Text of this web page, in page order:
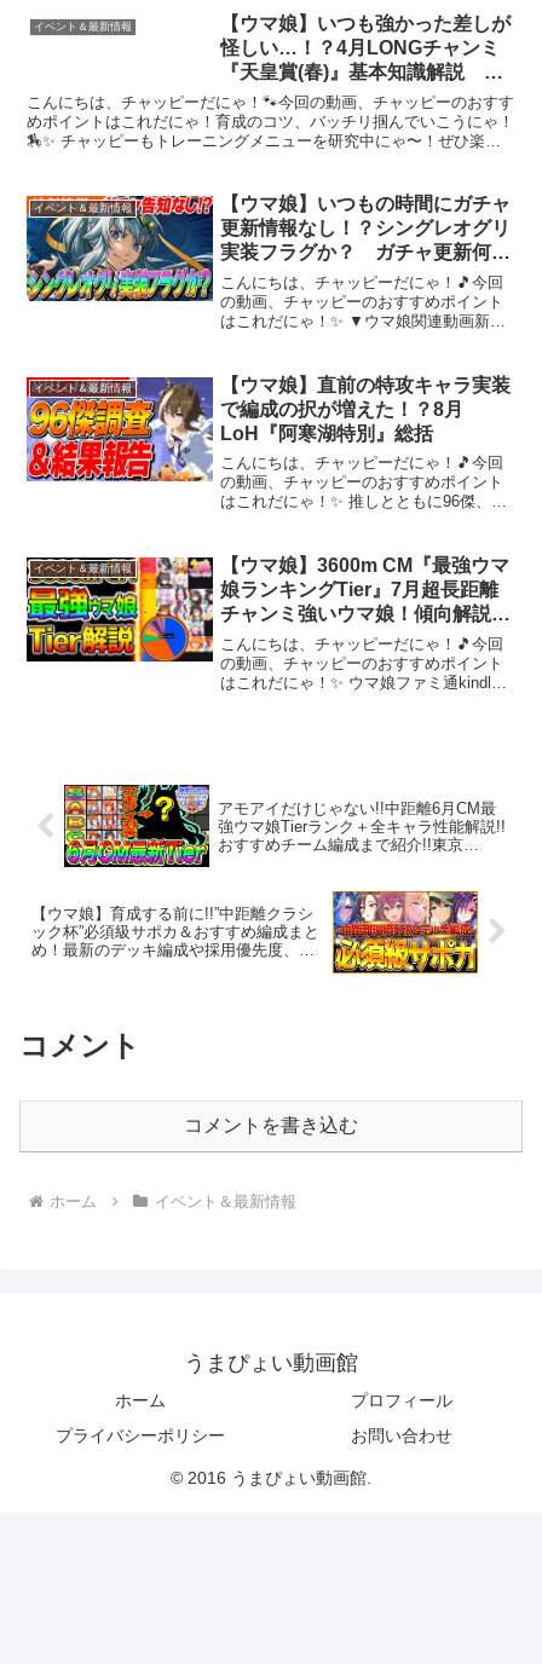
ムデーおすすめ Amazonプライムデーお
すすめ② ...
イベント＆最新情報
【ウマ娘】いつも強かった差しが
怪しい…！？4月LONGチャンミ
『天皇賞(春)』基本知識解説 コ
ース解説/有効加速/目標ステータ
ス/スタミナ勝負/サポカ編成/Tier
こんにちは、チャッピーだにゃ！🐾今回の動画、チャッピーのおすす
めポイントはこれだにゃ！育成のコツ、バッチリ掴んでいこうにゃ！
🏇✨ チャッピーもトレーニングメニューを研究中にゃ〜！ぜひ楽し
イベント＆最新情報
【ウマ娘】いつもの時間にガチャ
更新情報なし！？シングレオグリ
実装フラグか？ ガチャ更新何が
起きてるのか予想3選
こんにちは、チャッピーだにゃ！🎵今回
の動画、チャッピーのおすすめポイント
はこれだにゃ！✨ ▼ウマ娘関連動画新シ
ラン、保科、テイオー評価➡高速リセマ
ラ方法➡▼twit...
イベント＆最新情報
【ウマ娘】直前の特攻キャラ実装
で編成の択が増えた！？8月
LoH『阿寒湖特別』総括
こんにちは、チャッピーだにゃ！🎵今回
の動画、チャッピーのおすすめポイント
はこれだにゃ！✨ 推しとともに96傑、
らから✿ ▼ウマ娘関連動画新シナリオこ
れだけ覚えろ6選...
イベント＆最新情報
【ウマ娘】3600m CM『最強ウマ
娘ランキングTier』7月超長距離
チャンミ強いウマ娘！傾向解説
【攻略解説 Umamusume ウマ娘
プリティーダービー 新シナリオ
ラーメンシナリオ 育成法 地域
こんにちは、チャッピーだにゃ！🎵今回
の動画、チャッピーのおすすめポイント
はこれだにゃ！✨ ウマ娘ファミ通kindle
アモアイだけじゃない!!中距離6月CM最
強ウマ娘Tierランク＋全キャラ性能解説!!
おすすめチーム編成まで紹介!!東京
【ウマ娘】育成する前に!!”中距離クラシ
ック杯”必須級サポカ＆おすすめ編成まと
め！最新のデッキ編成や採用優先度、金
コメント
コメントを書き込む
ホーム イベント＆最新情報
うまぴょい動画館
ホーム
プロフィール
プライバシーポリシー
お問い合わせ
© 2016 うまぴょい動画館.